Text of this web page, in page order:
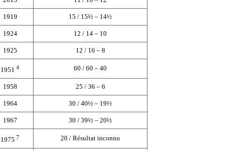
1919 15 / 15½ – 14½
1924 12 / 14 – 10
1925 12 / 16 – 8
1951 4 60 / 60 – 40
1958 25 / 36 – 6
1964 30 / 40½ – 19½
1967 30 / 39½ – 20½
1975 7 20 / Résultat inconnu